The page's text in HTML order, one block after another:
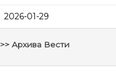
2026-01-29
>> Архива Вести